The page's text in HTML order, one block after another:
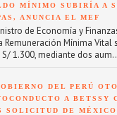
MÍNIMO SUBIRÍA A
ANUNCIA EL MEF
de Economía y
Remuneración Mínima Vital
1.300, mediante dos
DEL PERÚ
A BETSSY
SOLICITUD DE MÉXICO